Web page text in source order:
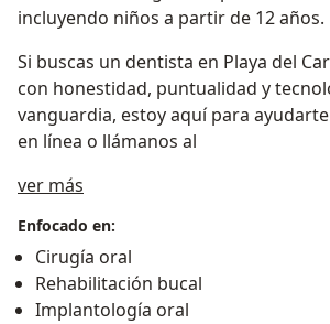
incluyendo niños a partir de 12 años.
Si buscas un dentista en Playa del
con honestidad, puntualidad y
vanguardia, estoy aquí para
en línea o llámanos al
ver más
Enfocado en:
Cirugía oral
Rehabilitación bucal
Implantología oral